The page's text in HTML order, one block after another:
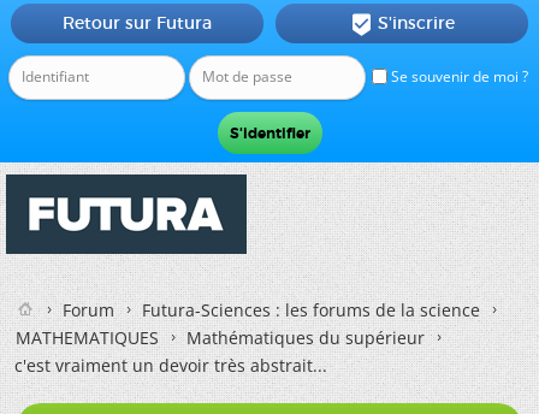
Se souvenir de moi ?
Retour sur Futura  S'inscrire
Forum
Futura-Sciences : les forums de la science
MATHEMATIQUES
Mathématiques du supérieur
c'est vraiment un devoir très abstrait...